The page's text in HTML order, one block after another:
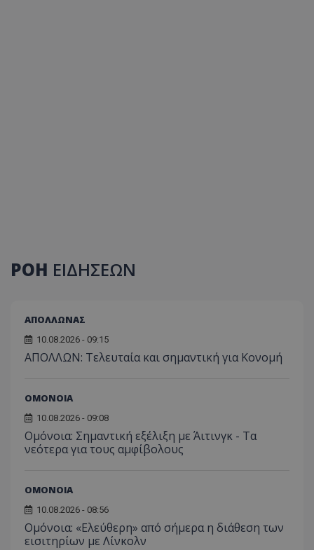
ΡΟΗ ΕΙΔΗΣΕΩΝ
ΑΠΟΛΛΩΝΑΣ
10.08.2026 - 09:15
ΑΠΟΛΛΩΝ: Τελευταία και σημαντική για Κονομή
ΟΜΟΝΟΙΑ
10.08.2026 - 09:08
Ομόνοια: Σημαντική εξέλιξη με Άιτινγκ - Τα
νεότερα για τους αμφίβολους
ΟΜΟΝΟΙΑ
10.08.2026 - 08:56
Ομόνοια: «Ελεύθερη» από σήμερα η διάθεση των
εισιτηρίων με Λίνκολν